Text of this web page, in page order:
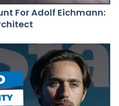
For Adolf Eichmann: